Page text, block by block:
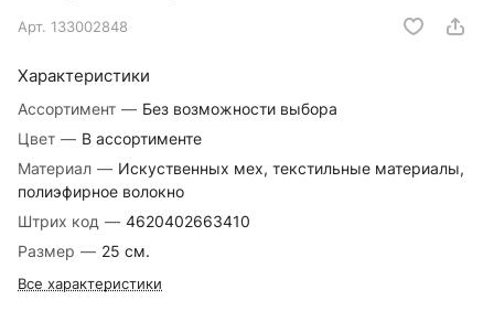
Арт. 133002848
Характеристики
Ассортимент — Без возможности выбора
Цвет — В ассортименте
Материал — Искуственных мех, текстильные материалы,
полиэфирное волокно
Штрих код — 4620402663410
Размер — 25 см.
Все характеристики